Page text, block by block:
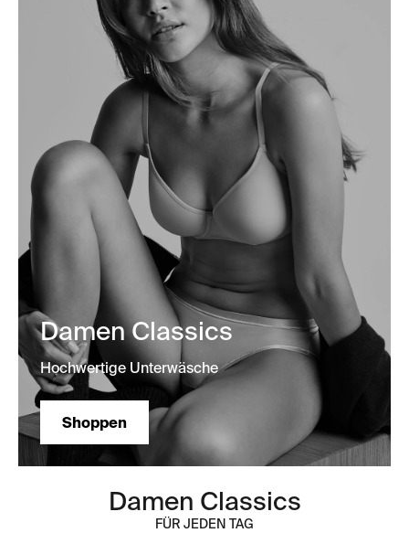
Damen Classics
Hochwertige Unterwäsche
Shoppen
Damen Classics
FÜR JEDEN TAG